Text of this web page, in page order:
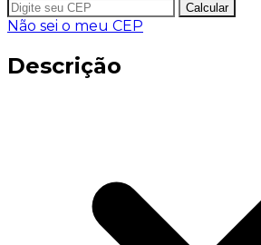
Calcular
Não sei o meu CEP
Descrição